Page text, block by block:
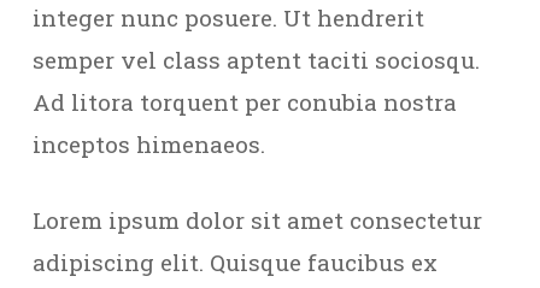
integer nunc posuere. Ut hendrerit
semper vel class aptent taciti sociosqu.
Ad litora torquent per conubia nostra
inceptos himenaeos.
Lorem ipsum dolor sit amet consectetur
adipiscing elit. Quisque faucibus ex